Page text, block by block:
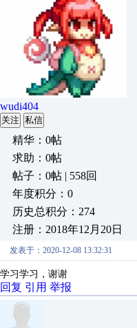
wudi404
关注 私信
精华：0帖
求助：0帖
帖子：0帖 | 558回
年度积分：0
历史总积分：274
注册：2018年12月20日
发表于：2020-12-08 13:32:31
学习学习，谢谢
回复 引用 举报